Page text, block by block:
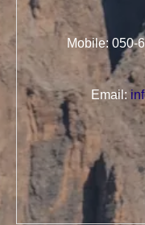
Mobile: 050-
Email: